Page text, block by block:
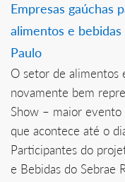
Empresas gaúchas
alimentos e
Paulo
O setor de alimentos
novamente bem
Show – maior
que acontece até o
Participantes do
e Bebidas do Sebrae